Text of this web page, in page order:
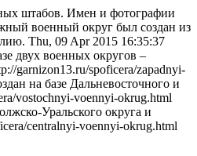
штабов. Имен и фотографии
военный округ был создан из
Thu, 09 Apr 2015 16:35:37
двух военных округов –
garnizon13.ru/spoficera/zapadnyi-
на базе Дальневосточного и
vostochnyi-voennyi-okrug.html
Уральского округа и
centralnyi-voennyi-okrug.html